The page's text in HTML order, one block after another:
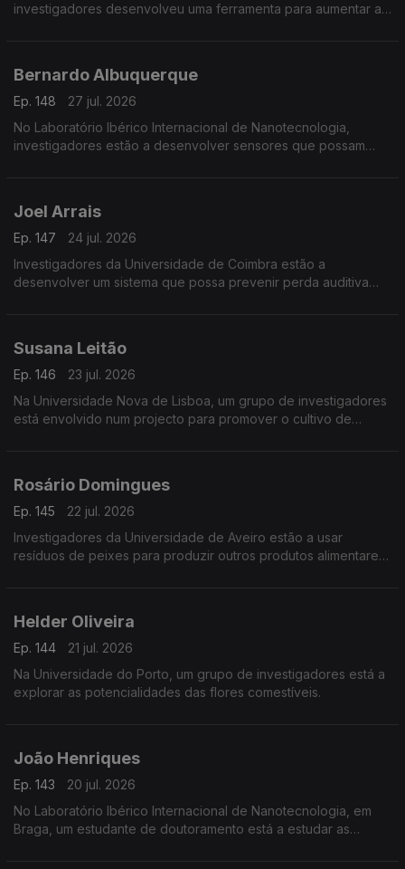
investigadores desenvolveu uma ferramenta para aumentar a
Bernardo Albuquerque
Ep. 148
27 jul. 2026
No Laboratório Ibérico Internacional de Nanotecnologia,
investigadores estão a desenvolver sensores que possam
Joel Arrais
Ep. 147
24 jul. 2026
Investigadores da Universidade de Coimbra estão a
desenvolver um sistema que possa prevenir perda auditiva
Susana Leitão
Ep. 146
23 jul. 2026
Na Universidade Nova de Lisboa, um grupo de investigadores
está envolvido num projecto para promover o cultivo de
Rosário Domingues
Ep. 145
22 jul. 2026
Investigadores da Universidade de Aveiro estão a usar
resíduos de peixes para produzir outros produtos alimentares
Helder Oliveira
Ep. 144
21 jul. 2026
Na Universidade do Porto, um grupo de investigadores está a
explorar as potencialidades das flores comestíveis.
João Henriques
Ep. 143
20 jul. 2026
No Laboratório Ibérico Internacional de Nanotecnologia, em
Braga, um estudante de doutoramento está a estudar as